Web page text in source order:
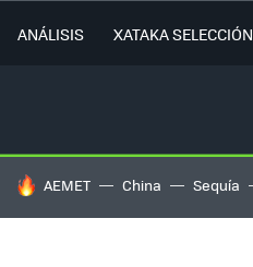
ANÁLISIS XATAKA SELECCIÓN
HOY SE HABLA DE
AEMET China Sequía